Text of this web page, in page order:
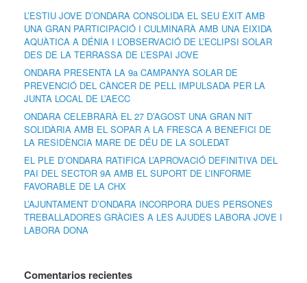
L’ESTIU JOVE D’ONDARA CONSOLIDA EL SEU ÈXIT AMB
UNA GRAN PARTICIPACIÓ I CULMINARÀ AMB UNA EIXIDA
AQUÀTICA A DÉNIA I L’OBSERVACIÓ DE L’ECLIPSI SOLAR
DES DE LA TERRASSA DE L’ESPAI JOVE
ONDARA PRESENTA LA 9a CAMPANYA SOLAR DE
PREVENCIÓ DEL CÀNCER DE PELL IMPULSADA PER LA
JUNTA LOCAL DE L’AECC
ONDARA CELEBRARÀ EL 27 D’AGOST UNA GRAN NIT
SOLIDÀRIA AMB EL SOPAR A LA FRESCA A BENEFICI DE
LA RESIDÈNCIA MARE DE DÉU DE LA SOLEDAT
EL PLE D’ONDARA RATIFICA L’APROVACIÓ DEFINITIVA DEL
PAI DEL SECTOR 9A AMB EL SUPORT DE L’INFORME
FAVORABLE DE LA CHX
L’AJUNTAMENT D’ONDARA INCORPORA DUES PERSONES
TREBALLADORES GRÀCIES A LES AJUDES LABORA JOVE I
LABORA DONA
Comentarios recientes